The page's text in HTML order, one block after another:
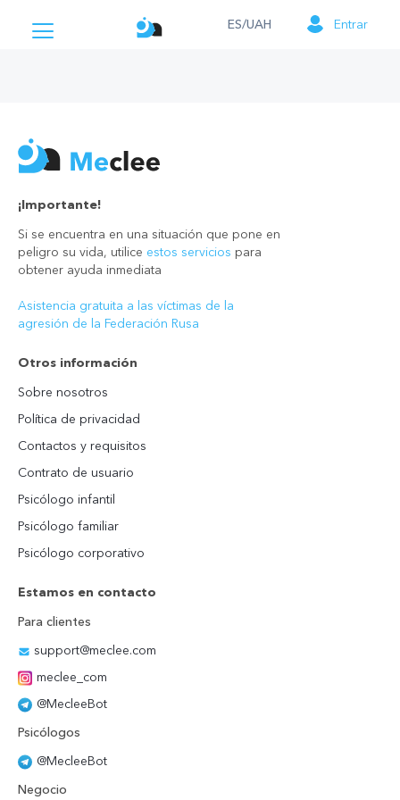
ES/UAH Entrar
¡Importante!
Si se encuentra en una situación que pone en
peligro su vida, utilice estos servicios para
obtener ayuda inmediata
Asistencia gratuita a las víctimas de la
agresión de la Federación Rusa
Otros información
Sobre nosotros
Política de privacidad
Contactos y requisitos
Contrato de usuario
Psicólogo infantil
Psicólogo familiar
Psicólogo corporativo
Estamos en contacto
Para clientes
support@meclee.com
meclee_com
@MecleeBot
Psicólogos
@MecleeBot
Negocio